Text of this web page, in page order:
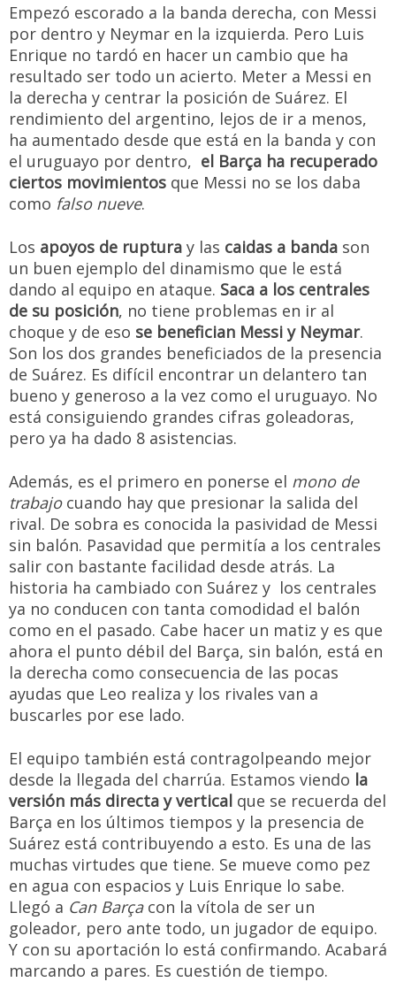
Empezó escorado a la banda derecha, con Messi
por dentro y Neymar en la izquierda. Pero Luis
Enrique no tardó en hacer un cambio que ha
resultado ser todo un acierto. Meter a Messi en
la derecha y centrar la posición de Suárez. El
rendimiento del argentino, lejos de ir a menos,
ha aumentado desde que está en la banda y con
el uruguayo por dentro, el Barça ha recuperado
ciertos movimientos que Messi no se los daba
como falso nueve.
Los apoyos de ruptura y las caidas a banda son
un buen ejemplo del dinamismo que le está
dando al equipo en ataque. Saca a los centrales
de su posición, no tiene problemas en ir al
choque y de eso se benefician Messi y Neymar.
Son los dos grandes beneficiados de la presencia
de Suárez. Es difícil encontrar un delantero tan
bueno y generoso a la vez como el uruguayo. No
está consiguiendo grandes cifras goleadoras,
pero ya ha dado 8 asistencias.
Además, es el primero en ponerse el mono de
trabajocuando hay que presionar la salida del
rival. De sobra es conocida la pasividad de Messi
sin balón. Pasavidad que permitía a los centrales
salir con bastante facilidad desde atrás. La
historia ha cambiado con Suárez y los centrales
ya no conducen con tanta comodidad el balón
como en el pasado. Cabe hacer un matiz y es que
ahora el punto débil del Barça, sin balón, está en
la derecha como consecuencia de las pocas
ayudas que Leo realiza y los rivales van a
buscarles por ese lado.
El equipo también está contragolpeando mejor
desde la llegada del charrúa. Estamos viendo la
versión más directa y vertical que se recuerda del
Barça en los últimos tiempos y la presencia de
Suárez está contribuyendo a esto. Es una de las
muchas virtudes que tiene. Se mueve como pez
en agua con espacios y Luis Enrique lo sabe.
Llegó a Can Barçacon la vítola de ser un
goleador, pero ante todo, un jugador de equipo.
Y con su aportación lo está confirmando. Acabará
marcando a pares. Es cuestión de tiempo.